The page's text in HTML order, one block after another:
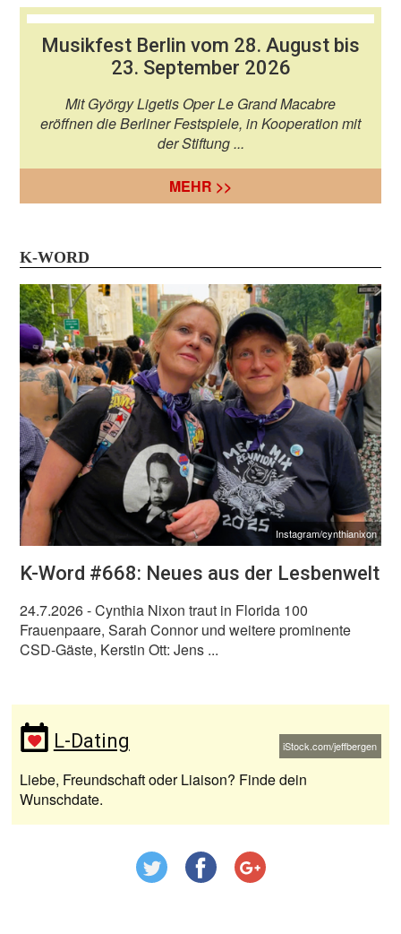
Musikfest Berlin vom 28. August bis
23. September 2026
Mit György Ligetis Oper Le Grand Macabre
eröffnen die Berliner Festspiele, in Kooperation mit
der Stiftung ...
MEHR >>
K-WORD
Instagram/cynthianixon
K-Word #668: Neues aus der Lesbenwelt
24.7.2026- Cynthia Nixon traut in Florida 100
Frauenpaare, Sarah Connor und weitere prominente
CSD-Gäste, Kerstin Ott: Jens ...
L-Dating iStock.com/jeffbergen
Liebe, Freundschaft oder Liaison? Finde dein
Wunschdate.